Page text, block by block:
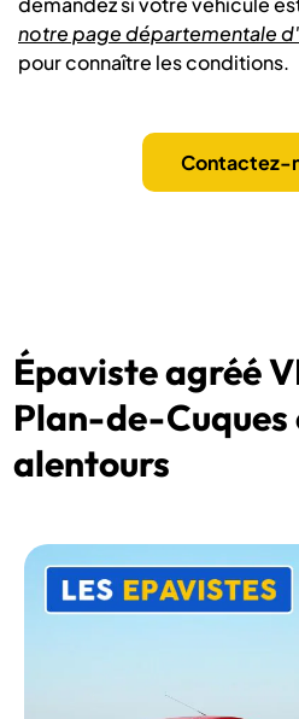
notre page départementale
pour connaître les conditions.
Contactez-
Épaviste agréé
Plan-de-Cuques
alentours